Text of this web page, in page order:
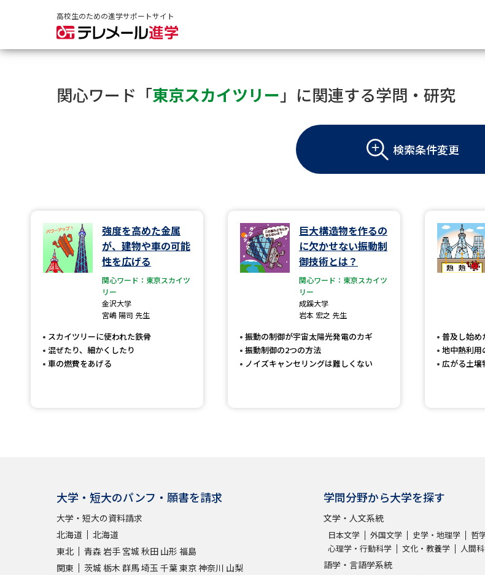
高校生のための進学サポートサイト
大学・短大の資料
大学パンフ
学部・学科
総合型選抜・学校推薦型
大学・短大以外の
専門学校の資料請求
大学入学共通テスト「
大学入学共通テスト「
高等学校（情報）教員
データサイエンス特集
進路の３択
新学年スタート号特集ペ
SELFBRAND特集ページ
関心ワード「東京スカイツリー 」に関連する学問・研究
検索条件変更
強度を高めた金属
が、建物や車の可能
性を広げる
関心ワード：東京スカイツ
リー
金沢大学
宮嶋 陽司 先生
スカイツリーに使われた鉄骨
混ぜたり、細かくしたり
車の燃費をあげる
巨大構造物を作るの
に欠かせない振動制
御技術とは？
関心ワード：東京スカイツ
リー
成蹊大学
岩本 宏之 先生
振動の制御が宇宙太陽光発電のカギ
振動制御の2つの方法
ノイズキャンセリングは難しくない
普及し始め
地中熱利用
広がる土壌
大学・短大のパンフ・願書を請求
大学・短大の資料請求
北海道
北海道
東北
青森 岩手 宮城 秋田 山形 福島
関東
茨城 栃木 群馬埼玉 千葉東京神奈川 山梨
学問分野から大学を探す
文学・人文系統
日本文学 外国文学 史学・地理学
哲
心理学・行動科学
文化・教養学 人間
語学・言語学系統